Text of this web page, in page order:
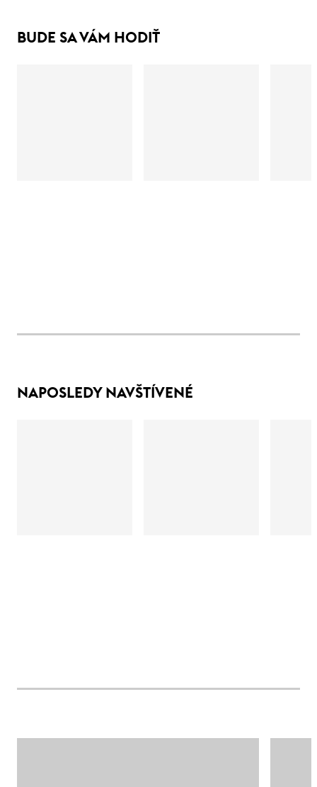
BUDE SA VÁM HODIŤ
NAPOSLEDY NAVŠTÍVENÉ